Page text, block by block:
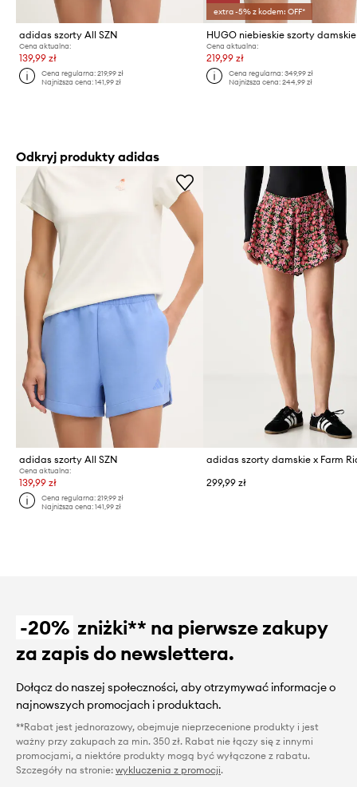
adidas szorty All SZN
Cena aktualna:
139,99 zł
Cena regularna:219,99 zł
Najniższa cena:141,99 zł
extra -5% z kodem: OFF*
Cena aktualna:
219,99 zł
Cena regularna: 349,99 zł
Najniższa cena: 244,99 zł
Odkryj produkty adidas
adidas szorty All SZN
Cena aktualna:
139,99 zł
Cena regularna:219,99 zł
Najniższa cena:141,99 zł
adidas szorty damskie x Farm
299,99 zł
-20% zniżki** na pierwsze zakupy
za zapis do newslettera.
Dołącz do naszej społeczności, aby otrzymywać informacje o
najnowszych promocjach i produktach.
**Rabat jest jednorazowy, obejmuje nieprzecenione produkty i jest
ważny przy zakupach za min. 350 zł. Rabat nie łączy się z innymi
promocjami, a niektóre produkty mogą być wyłączone z rabatu.
Szczegóły na stronie: wykluczenia z promocji.